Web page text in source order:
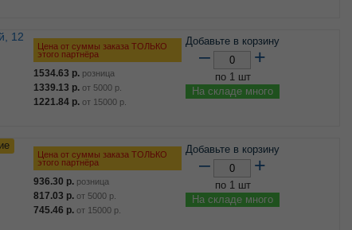
Цена от суммы заказа ТОЛЬКО
этого партнёра
1534.63 р. розница
1339.13 р. от 5000 р.
1221.84 р. от 15000 р.
Добавьте в корзину
– +
по 1 шт
На складе много
Цена от суммы заказа ТОЛЬКО
этого партнёра
936.30 р. розница
817.03 р. от 5000 р.
745.46 р. от 15000 р.
Добавьте в корзину
– +
по 1 шт
На складе много